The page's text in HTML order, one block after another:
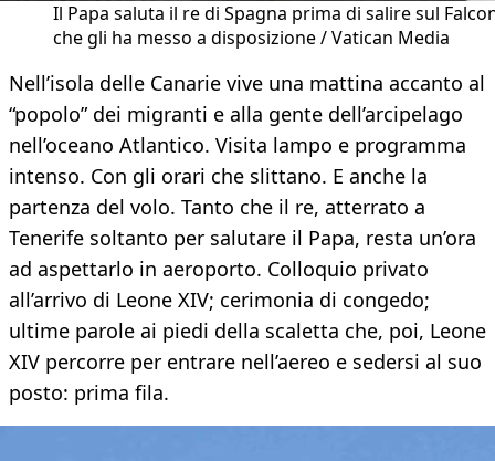
Il Papa saluta il re di Spagna prima di salire sul
che gli ha messo a disposizione / Vatican Media
Nell’isola delle Canarie vive una mattina accanto al
“popolo” dei migranti e alla gente dell’arcipelago
nell’oceano Atlantico. Visita lampo e programma
intenso. Con gli orari che slittano. E anche la
partenza del volo. Tanto che il re, atterrato a
Tenerife soltanto per salutare il Papa, resta un’ora
ad aspettarlo in aeroporto. Colloquio privato
all’arrivo di Leone XIV; cerimonia di congedo;
ultime parole ai piedi della scaletta che, poi, Leone
XIV percorre per entrare nell’aereo e sedersi al suo
posto: prima fila.